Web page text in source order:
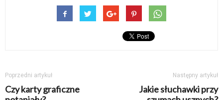
Poprzedni artykuł
Czy karty graficzne
Następny artykuł
Jakie słuchawki przy